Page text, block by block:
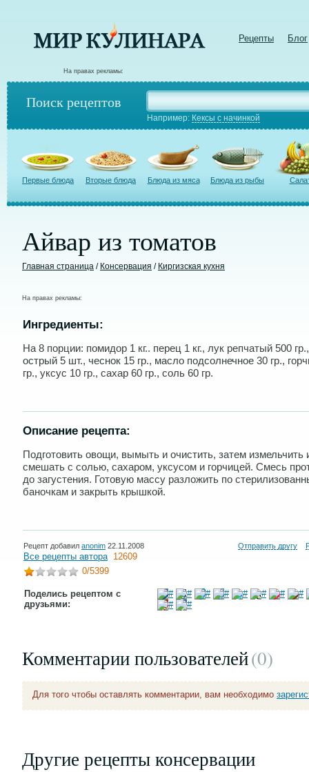
Рецепты Блог
На правах рекламы:
Поиск рецептов
Например: Кексы с начинкой
Первые блюда Вторые блюда Блюда из мяса Блюда из рыбы
Айвар из томатов
Главная страница / Консервация / Киргизская кухня
На правах рекламы:
Ингредиенты:
На 8 порции: помидор 1 кг.. перец 1 кг., лук репчатый 500
острый 5 шт., чеснок 15 гр., масло подсолнечное 30 гр.,
гр., уксус 10 гр., сахар 60 гр., соль 60 гр.
Описание рецепта:
Подготовить овощи, вымыть и очистить, затем измельчить
смешать с солью, сахаром, уксусом и горчицей. Смесь
до загустения. Готовую массу разложить по
баночкам и закрыть крышкой.
Рецепт добавил anonim 22.11.2008 Отправить другу
Все рецепты автора 12609
0/5399
Поделись рецептом с
друзьями:
Комментарии пользователей(0)
Для того чтобы оставлять комментарии, вам необходимо
Другие рецепты консервации